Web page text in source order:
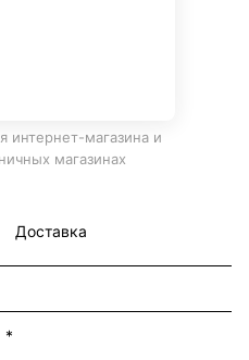
интернет-магазина и
магазинах
Доставка
*